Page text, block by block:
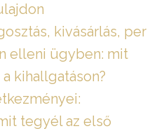
kivásárlás, per
elleni ügyben: mit
kihallgatáson?
tegyél az első